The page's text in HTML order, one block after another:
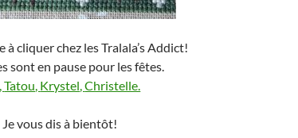
à cliquer chez les Tralala’s Addict!
sont en pause pour les fêtes.
,Tatou, Krystel,Christelle.
Je vous dis à bientôt!